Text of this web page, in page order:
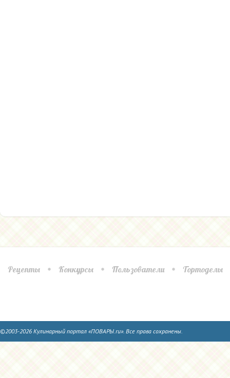
Рецепты Конкурсы Пользователи Тортоделы
©2003-2026 Кулинарный портал «ПОВАРЫ.ru». Все права сохранены.